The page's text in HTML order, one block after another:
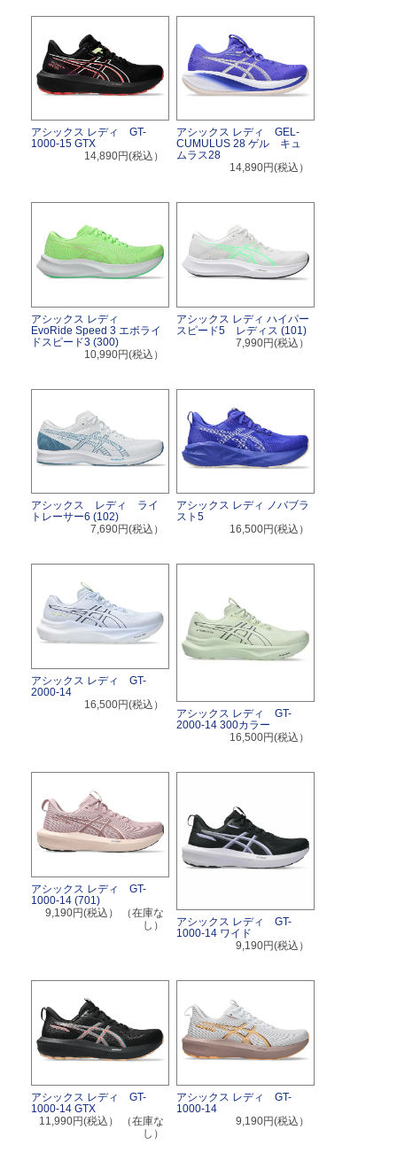
アシックス レディ GT-
1000-15 GTX
14,890円(税込）
アシックス レディ GEL-
CUMULUS 28 ゲル キュ
ムラス28
14,890円(税込）
アシックス レディ
EvoRide Speed 3 エボライ
ドスピード3 (300)
10,990円(税込）
アシックス レディ ハイパー
スピード5 レディス (101)
7,990円(税込）
アシックス レディ ライ
トレーサー6 (102)
7,690円(税込）
アシックス レディ ノバブラ
スト5
16,500円(税込）
アシックス レディ GT-
2000-14
16,500円(税込）
アシックス レディ GT-
2000-14 300カラー
16,500円(税込）
アシックス レディ GT-
1000-14 (701)
9,190円(税込）
（在庫な
し）
アシックス レディ GT-
1000-14 ワイド
9,190円(税込）
アシックス レディ GT-
1000-14 GTX
11,990円(税込）
（在庫な
し）
アシックス レディ GT-
1000-14
9,190円(税込）